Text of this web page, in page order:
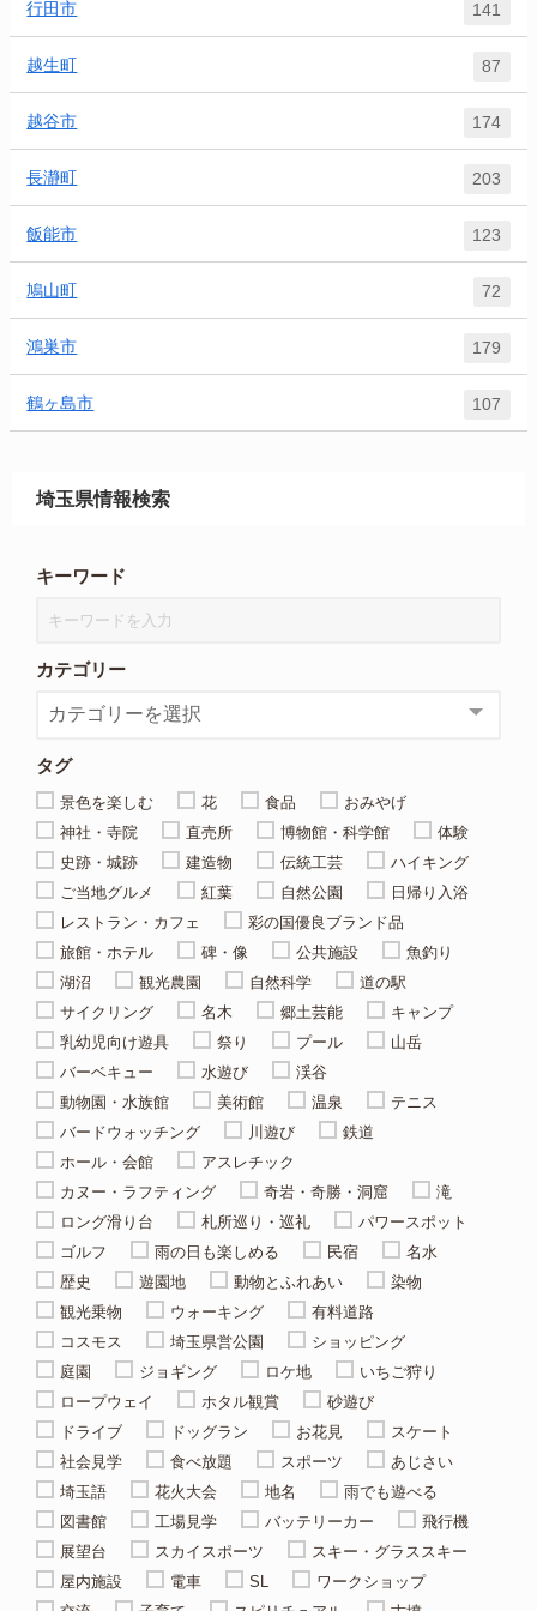
行田市 141
越生町 87
越谷市 174
長瀞町 203
飯能市 123
鳩山町 72
鴻巣市 179
鶴ヶ島市 107
埼玉県情報検索
キーワード
カテゴリー
タグ
景色を楽しむ 花 食品
おみやげ
神社・寺院
直売所 博物館・科学館
体験
史跡・城跡
建造物 伝統工芸
ハイキング
ご当地グルメ
紅葉 自然公園
日帰り入浴
レストラン・カフェ
彩の国優良ブランド品
旅館・ホテル
碑・像 公共施設
魚釣り
湖沼
観光農園 自然科学
道の駅
サイクリング
名木 郷土芸能
キャンプ
乳幼児向け遊具
祭り プール
山岳
バーベキュー
水遊び
渓谷
動物園・水族館
美術館 温泉
テニス
バードウォッチング
川遊び
鉄道
ホール・会館
アスレチック
カヌー・ラフティング
奇岩・奇勝・洞窟
滝
ロング滑り台
札所巡り・巡礼
パワースポット
ゴルフ
雨の日も楽しめる 民宿
名水
歴史
遊園地 動物とふれあい
染物
観光乗物
ウォーキング
有料道路
コスモス
埼玉県営公園
ショッピング
庭園
ジョギング ロケ地
いちご狩り
ロープウェイ
ホタル観賞
砂遊び
ドライブ
ドッグラン お花見
スケート
社会見学
食べ放題 スポーツ
あじさい
埼玉語
花火大会 地名
雨でも遊べる
図書館
工場見学 バッテリーカー
飛行機
展望台
スカイスポーツ
スキー・グラススキー
屋内施設
電車 SL
ワークショップ